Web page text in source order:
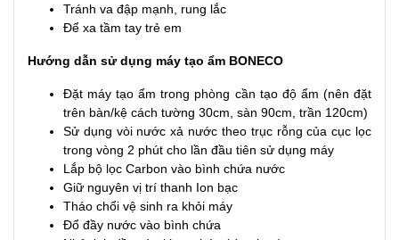
Tránh va đập mạnh, rung lắc
Để xa tầm tay trẻ em
Hướng dẫn sử dụng máy tạo ẩm BONECO
Đặt máy tạo ẩm trong phòng cần tạo độ ẩm (nên đặt
trên bàn/kệ cách tường 30cm, sàn 90cm, trần 120cm)
Sử dụng vòi nước xả nước theo trục rỗng của cục lọc
trong vòng 2 phút cho lần đầu tiên sử dụng máy
Lắp bộ lọc Carbon vào bình chứa nước
Giữ nguyên vị trí thanh Ion bạc
Tháo chổi vệ sinh ra khỏi máy
Đổ đầy nước vào bình chứa